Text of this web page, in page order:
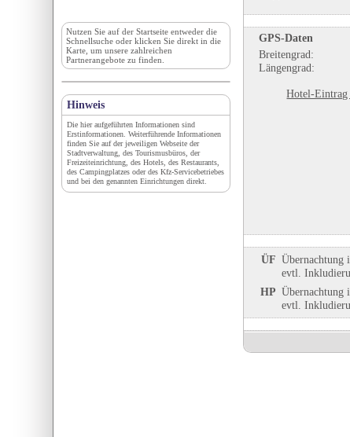
GPS-Daten
Breitengrad:
Längengrad:
Hotel-Eintrag
ÜF Übernachtung
evtl.
HP Übernachtung
evtl.
Nutzen Sie auf derStartseite entweder die
Schnellsuche oder klicken Sie direkt in die
Karte, um unsere zahlreichen
Partnerangebote zu finden.
Hinweis
Die hier aufgeführten Informationen sind
Erstinformationen. Weiterführende Informationen
finden Sie auf der jeweiligen Webseite der
Stadtverwaltung, des Tourismusbüros, der
Freizeiteinrichtung, des Hotels, des Restaurants,
des Campingplatzes oder des Kfz-Servicebetriebes
und bei den genannten Einrichtungen direkt.